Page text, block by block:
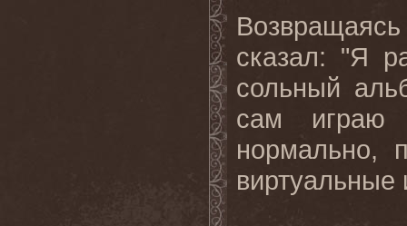
сказал: "Я
сольный
сам играю
нормально,
виртуальные